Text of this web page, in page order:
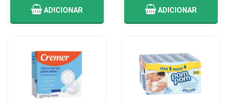
ADICIONAR ADICIONAR